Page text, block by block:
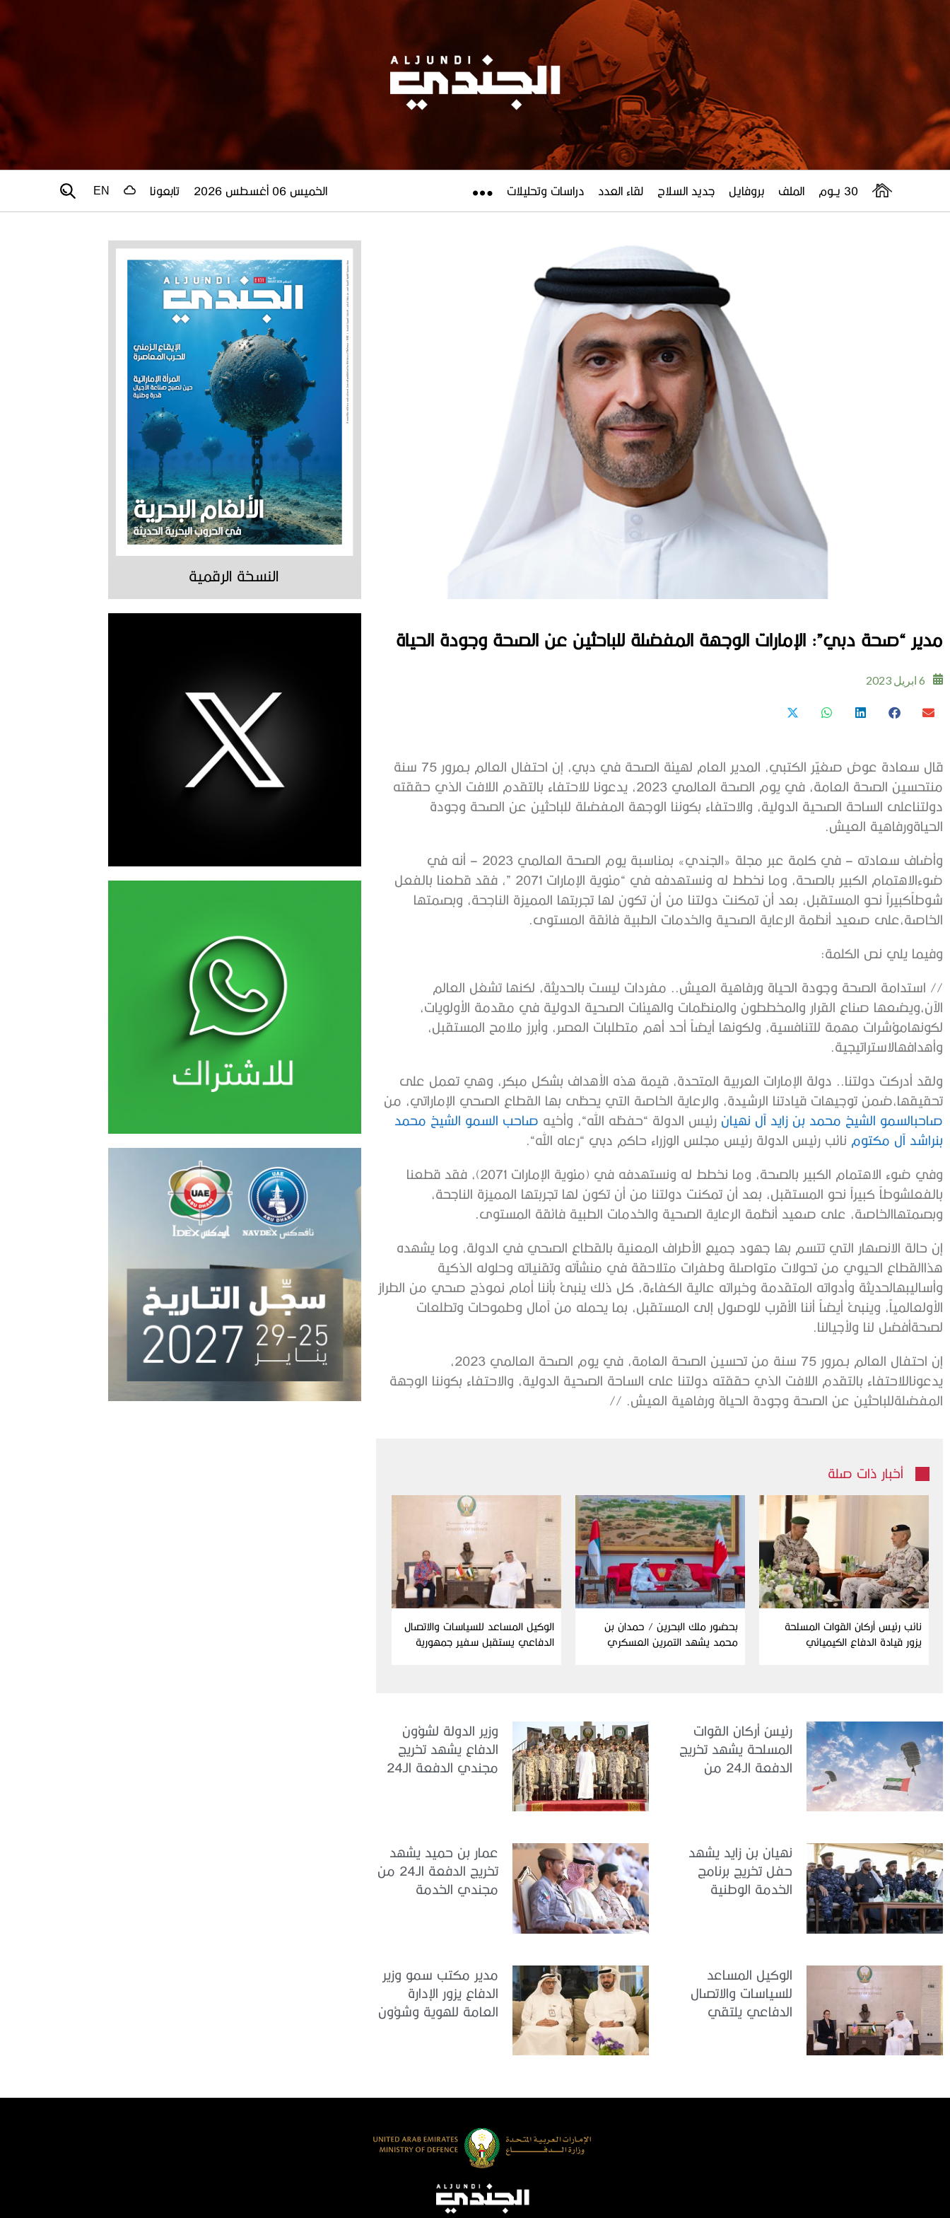
30 يــوم الملف بروفايل جديد السلاح لقاء العدد دراسات وتحليلات الخميس 06 أغسطس 2026 تابعونا EN
مدير “صحة دبي”: الإمارات الوجهة المفضلة للباحثين عن الصحة وجودة الحياة
6 ابريل 2023
قال سعادة عوض صغيّر الكتبي، المدير العام لهيئة الصحة في دبي، إن احتفال العالم بـمرور
سنة
منتحسين الصحة العامة، في يوم الصحة العالمي ، يدعونا للاحتفاء بالتقدم اللافت الذي حققته
دولتناعلى الساحة الصحية الدولية، والاحتفاء بكوننا الوجهة المفضلة للباحثين عن الصحة وجودة
الحياةورفاهية العيش
وأضاف سعادته – في كلمة عبر مجلة «الجندي» بمناسبة يوم الصحة العالمي أنه في
ضوءالاهتمام الكبير بالصحة، وما نخطط له ونستهدفه في “مئوية الإمارات ، فقد قطعنا بالفعل
شوطاًكبيراً نحو المستقبل، بعد أن تمكنت دولتنا من أن تكون لها تجربتها المميزة الناجحة، وبصمتها
الخاصة،على صعيد أنظمة الرعاية الصحية والخدمات الطبية فائقة المستوى
وفيما يلي نص الكلمة:
// استدامة الصحة وجودة الحياة ورفاهية العيش مفردات ليست بالحديثة، لكنها تشغل العالم
الآن،ويضعها صناع القرار والمخططون والمنظمات والهيئات الصحية الدولية في مقدمة الأولويات،
لكونهامؤشرات مهمة للتنافسية، ولكونها أيضاً أحد أهم متطلبات العصر، وأبرز ملامح المستقبل،
وأهدافهالاستراتيجية
ولقد أدركت دولتنا دولة الإمارات العربية المتحدة، قيمة هذه الأهداف بشكل مبكر، وهي تعمل على
تحقيقها،ضمن توجيهات قيادتنا الرشيدة، والرعاية الخاصة التي يحظى بها القطاع الصحي الإماراتي، من
صاحبالسمو الشيخ محمد بن زايد آل نهيان رئيس الدولة “حفظه الله“، وأخيه صاحب السمو الشيخ محمد
بنراشد آل مكتوم نائب رئيس الدولة رئيس مجلس الوزراء حاكم دبي “رعاه الله“.
وفي ضوء الاهتمام الكبير بالصحة، وما نخطط له ونستهدفه في (مئوية الإمارات ، فقد قطعنا
بالفعلشوطاً كبيراً نحو المستقبل، بعد أن تمكنت دولتنا من أن تكون لها تجربتها المميزة الناجحة،
وبصمتهاالخاصة، على صعيد أنظمة الرعاية الصحية والخدمات الطبية فائقة المستوى
إن حالة الانصهار التي تتسم بها جهود جميع الأطراف المعنية بالقطاع الصحي في الدولة، وما يشهده
هذاالقطاع الحيوي من تحولات متواصلة وطفرات متلاحقة في منشآته وتقنياته وحلوله الذكية
وأساليبهالحديثة وأدواته المتقدمة وخبراته عالية الكفاءة، كل ذلك ينبئ بأننا أمام نموذج صحي من الطراز
الأولعالمياً، وينبئ أيضاً أننا الأقرب للوصول إلى المستقبل، بما يحمله من آمال وطموحات وتطلعات
لصحةأفضل لنا ولأجيالنا
إن احتفال العالم بـمرور سنة من تحسين الصحة العامة، في يوم الصحة العالمي
،
يدعوناللاحتفاء بالتقدم اللافت الذي حققته دولتنا على الساحة الصحية الدولية، والاحتفاء بكوننا الوجهة
المفضلةللباحثين عن الصحة وجودة الحياة ورفاهية العيش . //
أخبار ذات صلة
نائب رئيس أركان القوات المسلحة
يزور قيادة الدفاع الكيميائي
بحضور ملك البحرين / حمدان بن
محمد يشهد التمرين العسكري
الوكيل المساعد للسياسات والاتصال
الدفاعي يستقبل سفير جمهورية
رئيسُ أركان القوات
المسلحة يشهد تخريج
الدفعة الـ24 من
وزير الدولة لشؤون
الدفاع يشهد تخريج
مجندي الدفعة الـ24
نهيان بن زايد يشهد
حفل تخريج برنامج
الخدمة الوطنية
عمار بن حميد يشهد
تخريج الدفعة الـ24 من
مجندي الخدمة
الوكيل المساعد
للسياسات والاتصال
الدفاعي يلتقي
مدير مكتب سمو وزير
الدفاع يزور الإدارة
العامة للهوية وشؤون
النسخة الرقمية